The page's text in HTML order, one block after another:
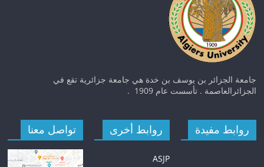
جامعة الجزائر بن يوسف بن خدة هي جامعة جزائرية تقع في
الجزائرالعاصمة . تأسست عام 1909 .
روابط مفيدة روابط أخرى
ASJP
تواصل معنا